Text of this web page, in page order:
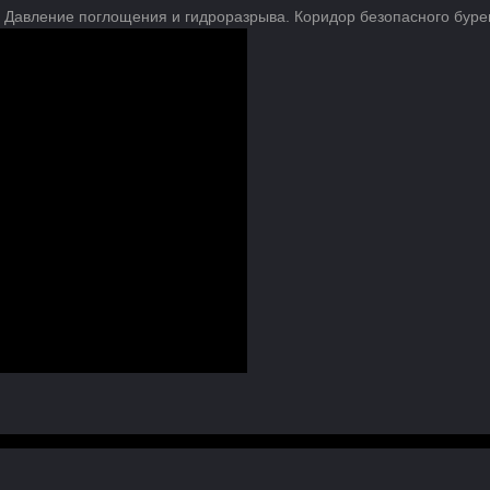
поглощения и гидроразрыва. Коридор безопасного